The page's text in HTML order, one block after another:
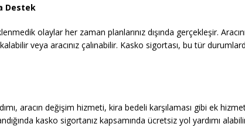
Destek
olaylar her zaman planlarınız dışında gerçekleşir.
veya aracınız çalınabilir. Kasko sigortası, bu tür
aracın değişim hizmeti, kira bedeli karşılaması gibi ek
kasko sigortanız kapsamında ücretsiz yol yardımı